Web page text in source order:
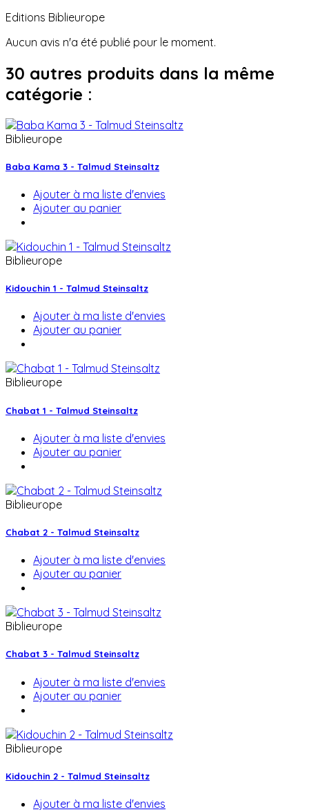
Editions Biblieurope
Aucun avis n'a été publié pour le moment.
30 autres produits dans la même
catégorie :
Biblieurope
Baba Kama 3 - Talmud Steinsaltz
Ajouter à ma liste d'envies
Ajouter au panier
Biblieurope
Kidouchin 1 - Talmud Steinsaltz
Ajouter à ma liste d'envies
Ajouter au panier
Biblieurope
Chabat 1 - Talmud Steinsaltz
Ajouter à ma liste d'envies
Ajouter au panier
Biblieurope
Chabat 2 - Talmud Steinsaltz
Ajouter à ma liste d'envies
Ajouter au panier
Biblieurope
Chabat 3 - Talmud Steinsaltz
Ajouter à ma liste d'envies
Ajouter au panier
Biblieurope
Kidouchin 2 - Talmud Steinsaltz
Ajouter à ma liste d'envies